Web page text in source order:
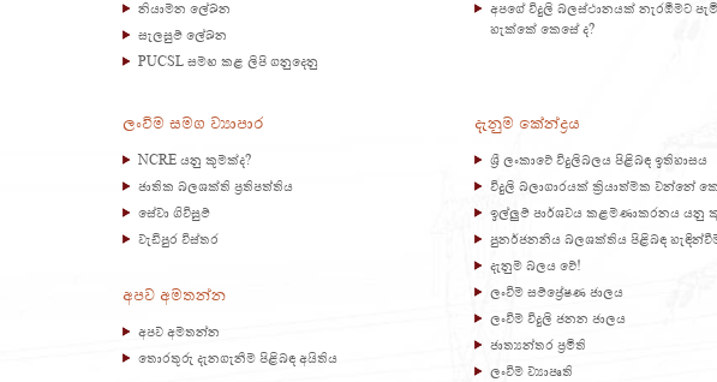
නියාමන ලේඛන
සැලසුම් ලේඛන
PUCSL සමඟ කළ ලිපි ගනුදෙනු
අපගේ විදුලි බලස්ථානයක් නැරඹීමට
හැක්කේ කෙසේ ද?
ලංවිම සමග ව්‍යාපාර
NCRE යනු කුමක්ද?
ජාතික බලශක්ති ප්‍රතිපත්තිය
සේවා ගිවිසුම්
වැඩිපුර විස්තර
අපව අමතන්න
අපව අමතන්න
තොරතුරු දැනගැනීම පිළිබඳ අයිතිය
දැනුම කේන්ද්‍රය
ශ්‍රී ලංකාවේ විදුලිබලය පිළිබඳ ඉතිහාසය
විදුලි බලාගාරයක් ක්‍රියාත්මක වන්නේ
ඉල්ලුම් පාර්ශවය කළමණාකරනය යනු
පුනර්ජනනීය බලශක්තිය පිළිබඳ
දැනුම බලය වේ!
ලංවිම සම්ප්‍රේෂණ ජාලය
ලංවිම විදුලි ජනන ජාලය
ජාත්‍යන්තර ප්‍රමිති
ලංවිම ව්‍යාපෘති